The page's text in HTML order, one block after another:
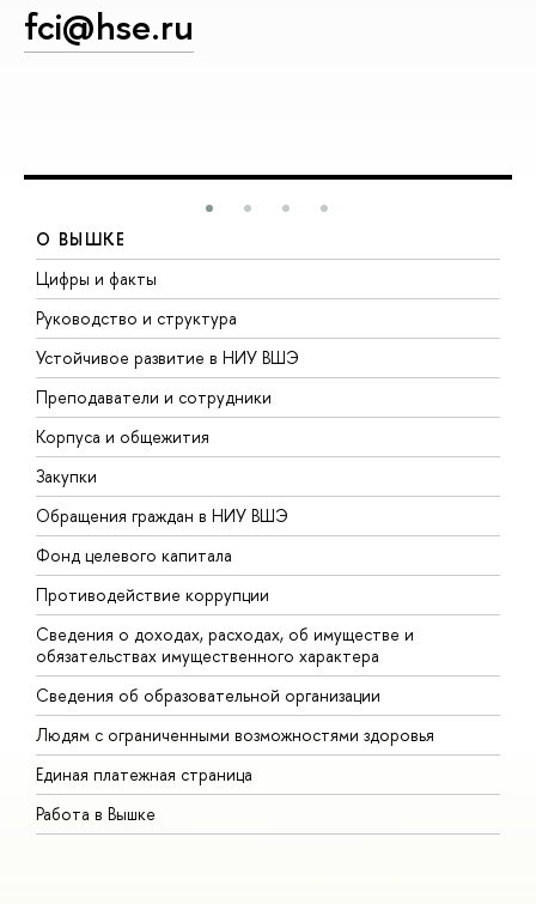
fci@hse.ru
О ВЫШКЕ
Цифры и факты
Руководство и структура
Устойчивое развитие в НИУ ВШЭ
Преподаватели и сотрудники
Корпуса и общежития
Закупки
Обращения граждан в НИУ ВШЭ
Фонд целевого капитала
Противодействие коррупции
Сведения о доходах, расходах, об имуществе и
обязательствах имущественного характера
Сведения об образовательной организации
Людям с ограниченными возможностями здоровья
Единая платежная страница
Работа в Вышке